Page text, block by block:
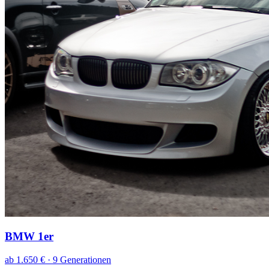
BMW 1er
ab 1.650 € · 9 Generationen